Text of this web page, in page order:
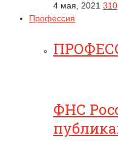
4 мая, 2021 310
Профессия
ФНС